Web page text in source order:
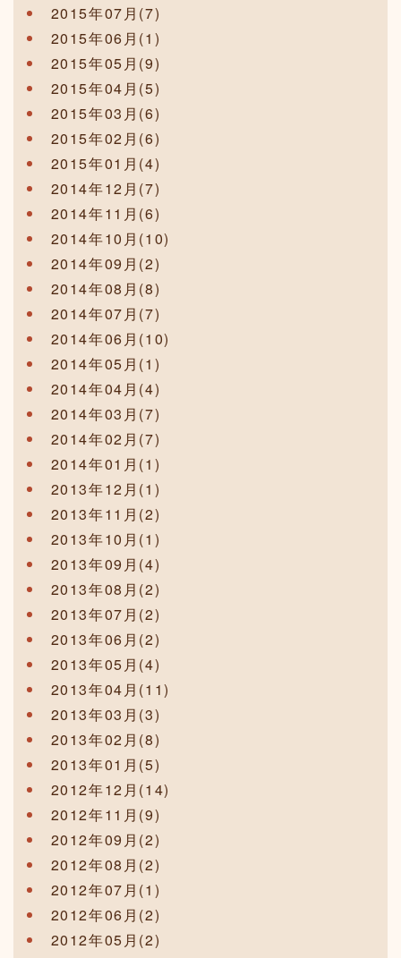
2015年07月(7)
2015年06月(1)
2015年05月(9)
2015年04月(5)
2015年03月(6)
2015年02月(6)
2015年01月(4)
2014年12月(7)
2014年11月(6)
2014年10月(10)
2014年09月(2)
2014年08月(8)
2014年07月(7)
2014年06月(10)
2014年05月(1)
2014年04月(4)
2014年03月(7)
2014年02月(7)
2014年01月(1)
2013年12月(1)
2013年11月(2)
2013年10月(1)
2013年09月(4)
2013年08月(2)
2013年07月(2)
2013年06月(2)
2013年05月(4)
2013年04月(11)
2013年03月(3)
2013年02月(8)
2013年01月(5)
2012年12月(14)
2012年11月(9)
2012年09月(2)
2012年08月(2)
2012年07月(1)
2012年06月(2)
2012年05月(2)